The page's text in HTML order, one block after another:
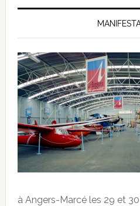
à Angers-Marcé les 29 et